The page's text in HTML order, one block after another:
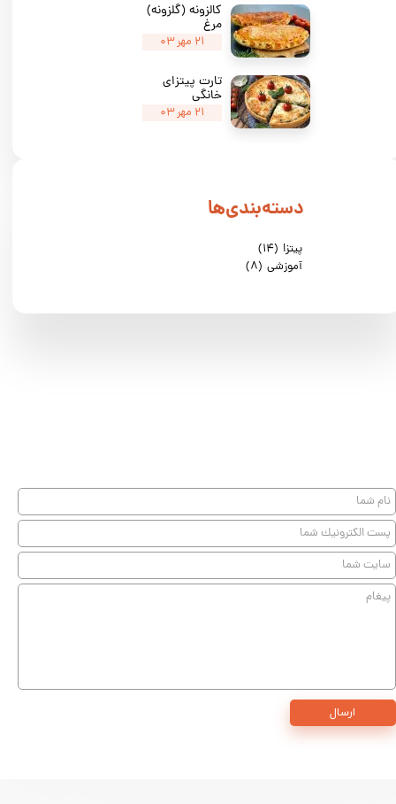
کالزونه (گلزونه)
مرغ
۲۱ مهر ۰۳
تارت پیتزای
خانگی
۲۱ مهر ۰۳
دسته‌بندی‌ها
پیتزا (۱۴)
آموزشی (۸)
ارسال